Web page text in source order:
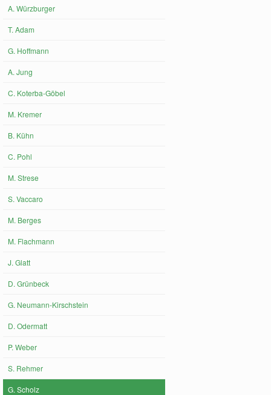
A. Würzburger
T. Adam
G. Hoffmann
A. Jung
C. Koterba-Göbel
M. Kremer
B. Kühn
C. Pohl
M. Strese
S. Vaccaro
M. Berges
M. Flachmann
J. Glatt
D. Grünbeck
G. Neumann-Kirschstein
D. Odermatt
P. Weber
S. Rehmer
G. Scholz